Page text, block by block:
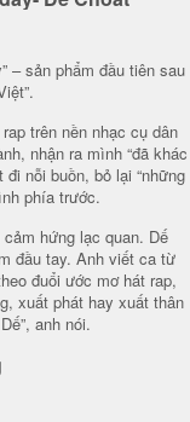
– sản phẩm đầu tiên sau
trên nền nhạc cụ dân
nhận ra mình “đã khác
nỗi buồn, bỏ lại “những
phía trước.
hứng lạc quan. Dế
đầu tay. Anh viết ca từ
đuổi ước mơ hát rap,
xuất phát hay xuất thân
anh nói.